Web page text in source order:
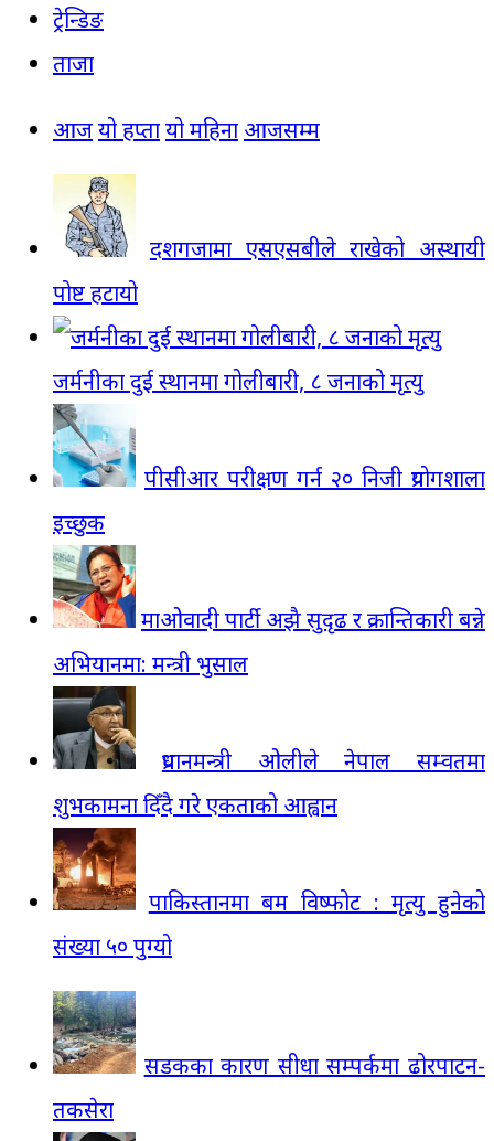
ट्रेन्डिङ
ताजा
आजयो हप्तायो महिना आजसम्म
दशगजामा एसएसबीले राखेको अस्थायी
पोष्ट हटायो
जर्मनीका दुई स्थानमा गोलीबारी, ८ जनाको मृत्यु
पीसीआर परीक्षण गर्न २० निजी प्रयोगशाला
इच्छुक
माओवादी पार्टी अझै सुदृढ र क्रान्तिकारी बन्ने
अभियानमा: मन्त्री भुसाल
प्रधानमन्त्री ओलीले नेपाल सम्वतमा
शुभकामना दिँदै गरे एकताको आह्वान
पाकिस्तानमा बम विष्फोट : मृत्यु हुनेको
संख्या ५० पुग्यो
सडकका कारण सीधा सम्पर्कमा ढोरपाटन-
तकसेरा